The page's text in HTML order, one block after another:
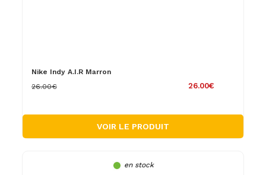
Nike Indy A.I.R Marron
26.00€
26.00€
VOIR LE PRODUIT
en stock